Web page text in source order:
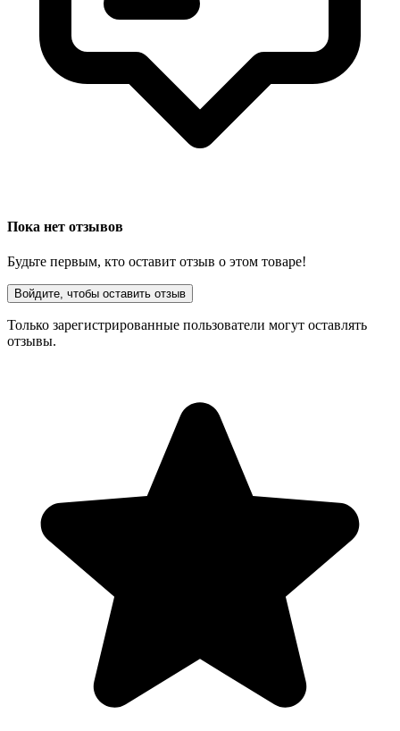
Пока нет отзывов
Будьте первым, кто оставит отзыв о этом товаре!
Войдите, чтобы оставить отзыв
Только зарегистрированные пользователи могут оставлять
отзывы.